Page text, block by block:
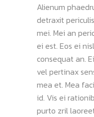
Alienum
detraxit
mei. Mei an
ei est. Eos ei
consequat an.
vel pertinax
mea et. Mea
id. Vis ei
purto zril